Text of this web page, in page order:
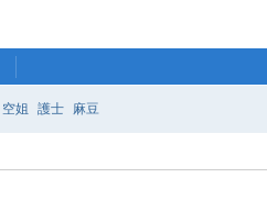
空姐 護士 麻豆